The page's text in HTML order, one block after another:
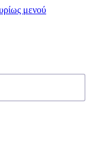
μενού